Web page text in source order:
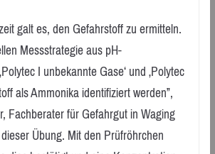
galt es, den Gefahrstoff zu ermitteln.
Messstrategie aus pH-
I unbekannte Gase‘ und ‚Polytec
als Ammonika identifiziert werden”,
Fachberater für Gefahrgut in Waging
Übung. Mit den Prüfröhrchen